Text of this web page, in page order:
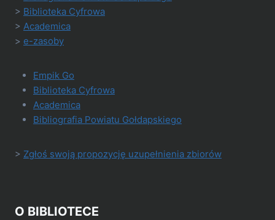
> Biblioteka Cyfrowa
> Academica
> e-zasoby
Empik Go
Biblioteka Cyfrowa
Academica
Bibliografia Powiatu Gołdapskiego
> Zgłoś swoją propozycję uzupełnienia zbiorów
O BIBLIOTECE